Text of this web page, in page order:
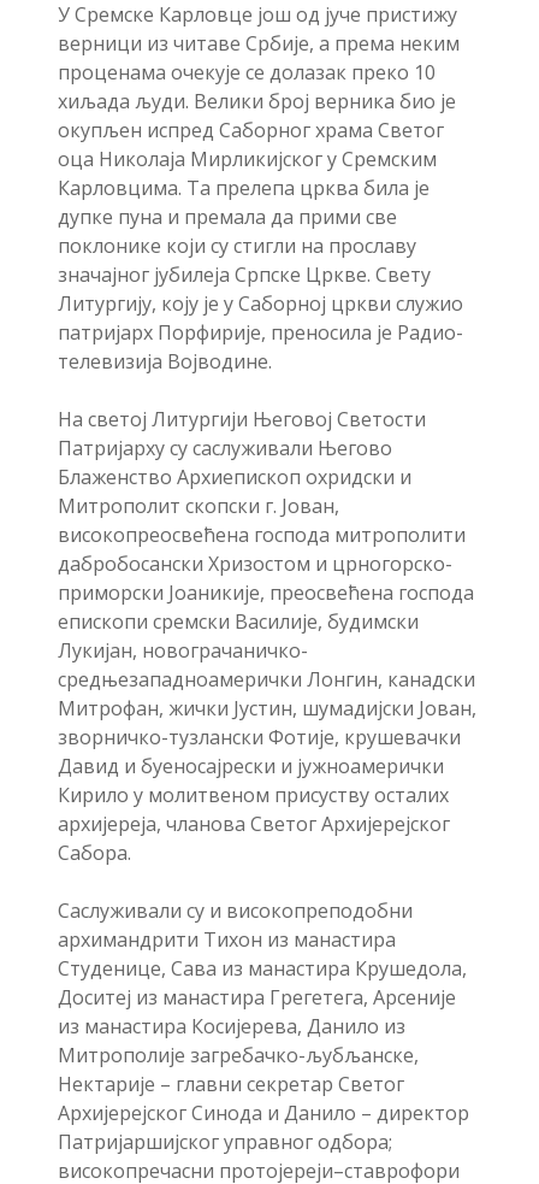
У Сремске Карловце још од јуче пристижу
верници из читаве Србије, а према неким
проценама очекује се долазак преко 10
хиљада људи. Велики број верника био је
окупљен испред Саборног храма Светог
оца Николаја Мирликијског у Сремским
Карловцима. Та прелепа црква била је
дупке пуна и премала да прими све
поклонике који су стигли на прославу
значајног јубилеја Српске Цркве. Свету
Литургију, коју је у Саборној цркви служио
патријарх Порфирије, преносила је Радио-
телевизија Војводине.
На светој Литургији Његовој Светости
Патријарху су саслуживали Његово
Блаженство Архиепископ охридски и
Митрополит скопски г. Јован,
високопреосвећена господа митрополити
дабробосански Хризостом и црногорско-
приморски Јоаникије, преосвећена господа
епископи сремски Василије, будимски
Лукијан, новограчаничко-
средњезападноамерички Лонгин, канадски
Митрофан, жички Јустин, шумадијски Јован,
зворничко-тузлански Фотије, крушевачки
Давид и буеносајрески и јужноамерички
Кирило у молитвеном присуству осталих
архијереја, чланова Светог Архијерејског
Сабора.
Саслуживали су и високопреподобни
архимандрити Тихон из манастира
Студенице, Сава из манастира Крушедола,
Доситеј из манастира Грегетега, Арсеније
из манастира Косијерева, Данило из
Митрополије загребачко-љубљанске,
Нектарије – главни секретар Светог
Архијерејског Синода и Данило – директор
Патријаршијског управног одбора;
високопречасни протојереји–ставрофори